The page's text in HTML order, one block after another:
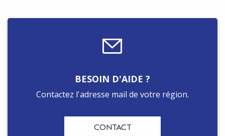
BESOIN D'AIDE ?
Contactez l'adresse mail de votre région.
CONTACT